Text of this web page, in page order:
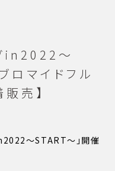
in2022〜
マイドフル
売】
〜START〜」開催